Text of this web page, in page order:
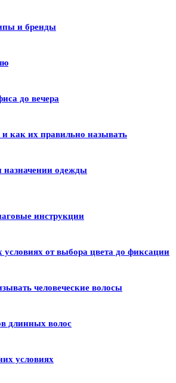
и бренды
до вечера
как их правильно называть
назначении одежды
инструкции
от выбора цвета до фиксации
человеческие волосы
длинных волос
условиях